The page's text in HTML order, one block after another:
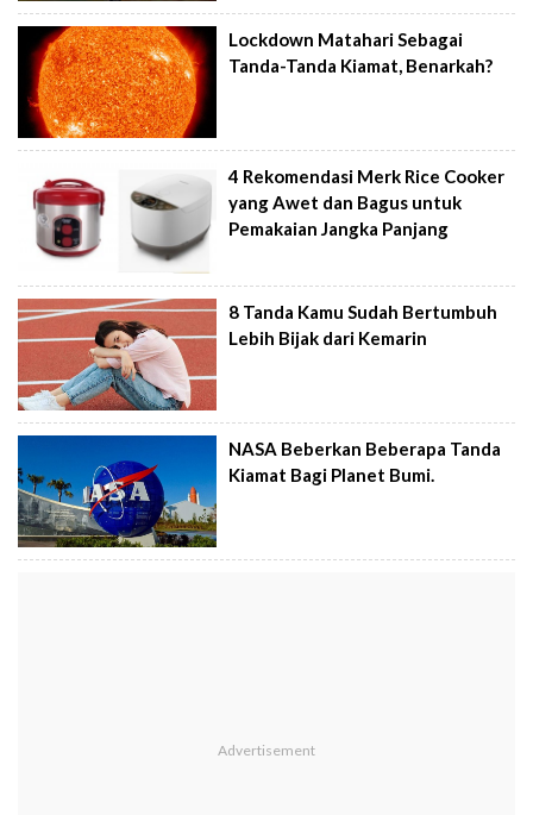
Lockdown Matahari Sebagai
Tanda-Tanda Kiamat, Benarkah?
4 Rekomendasi Merk Rice Cooker
yang Awet dan Bagus untuk
Pemakaian Jangka Panjang
8 Tanda Kamu Sudah Bertumbuh
Lebih Bijak dari Kemarin
NASA Beberkan Beberapa Tanda
Kiamat Bagi Planet Bumi.